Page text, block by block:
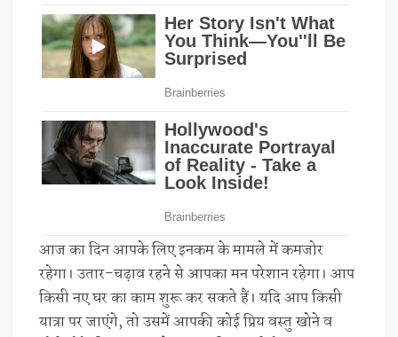
आज का दिन आपके लिए इनकम के मामले में कमजोर
रहेगा। उतार-चढ़ाव रहने से आपका मन परेशान रहेगा। आप
किसी नए घर का काम शुरू कर सकते हैं। यदि आप किसी
यात्रा पर जाएंगे, तो उसमें आपकी कोई प्रिय वस्तु खोने व